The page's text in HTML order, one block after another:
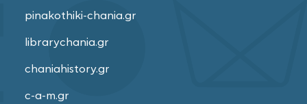
pinakothiki-chania.gr
librarychania.gr
chaniahistory.gr
c-a-m.gr